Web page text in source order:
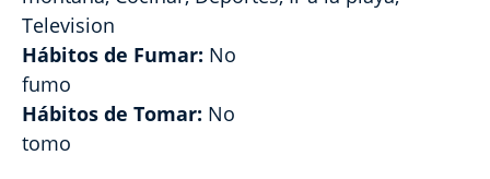
Television
Hábitos de Fumar: No
fumo
Hábitos de Tomar: No
tomo